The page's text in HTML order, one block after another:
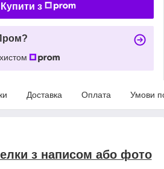
Купити з
Доставка Оплата Умови
з написом або фото